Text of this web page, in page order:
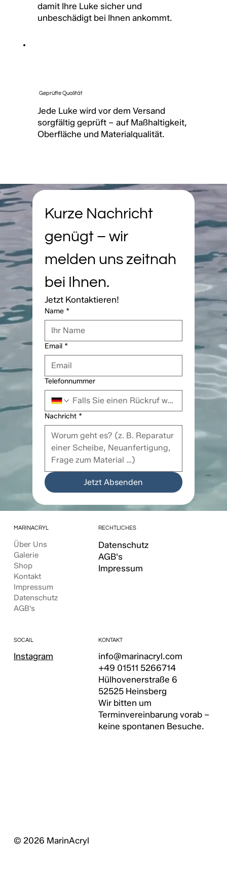
damit Ihre Luke sicher und
unbeschädigt bei Ihnen ankommt.
Geprüfte Qualität
Jede Luke wird vor dem Versand
sorgfältig geprüft – auf Maßhaltigkeit,
Oberfläche und Materialqualität.
Kurze Nachricht
genügt – wir
melden uns zeitnah
bei Ihnen.
Jetzt Kontaktieren!
Name *
Email *
Telefonnummer
Nachricht *
Jetzt Absenden
MARINACRYL
Über Uns
Galerie
Shop
Kontakt
Impressum
Datenschutz
AGB's
RECHTLICHES
Datenschutz
AGB's
Impressum
SOCAIL
Instagram
KONTAKT
info@marinacryl.com
+49 01511 5266714
Hülhovenerstraße 6
52525 Heinsberg
Wir bitten um
Terminvereinbarung vorab –
keine spontanen Besuche.
© 2026 MarinAcryl